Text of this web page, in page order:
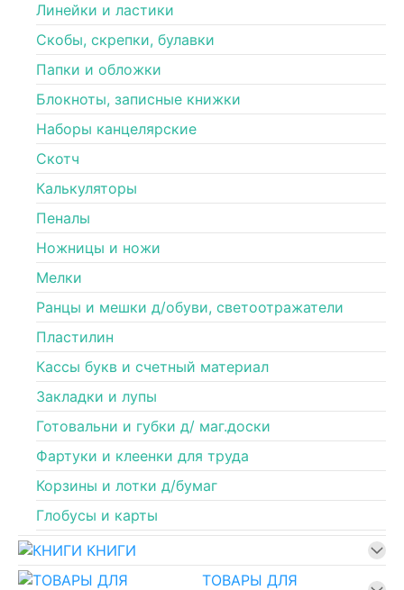
Линейки и ластики
Скобы, скрепки, булавки
Папки и обложки
Блокноты, записные книжки
Наборы канцелярские
Скотч
Калькуляторы
Пеналы
Ножницы и ножи
Мелки
Ранцы и мешки д/обуви, светоотражатели
Пластилин
Кассы букв и счетный материал
Закладки и лупы
Готовальни и губки д/ маг.доски
Фартуки и клеенки для труда
Корзины и лотки д/бумаг
Глобусы и карты
КНИГИ
ТОВАРЫ ДЛЯ